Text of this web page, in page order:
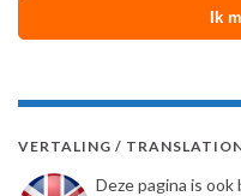
VERTALING /
Deze pagina is